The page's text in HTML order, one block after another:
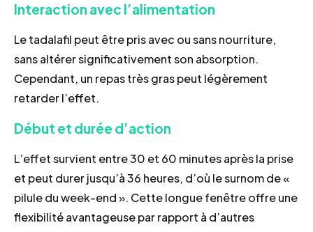
Interaction avec l’alimentation
Le tadalafil peut être pris avec ou sans nourriture,
sans altérer significativement son absorption.
Cependant, un repas très gras peut légèrement
retarder l’effet.
Début et durée d’action
L’effet survient entre 30 et 60 minutes après la prise
et peut durer jusqu’à 36 heures, d’où le surnom de «
pilule du week-end ». Cette longue fenêtre offre une
flexibilité avantageuse par rapport à d’autres